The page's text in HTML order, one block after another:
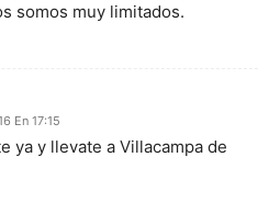
somos muy limitados.
En 17:15
ya y llevate a Villacampa de